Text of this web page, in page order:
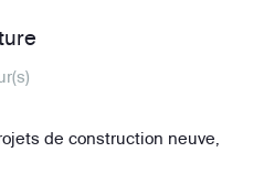
de construction neuve,